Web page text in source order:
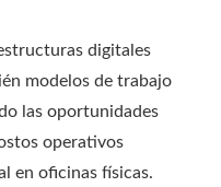
digitales
modelos de trabajo
las oportunidades
operativos
en oficinas físicas.